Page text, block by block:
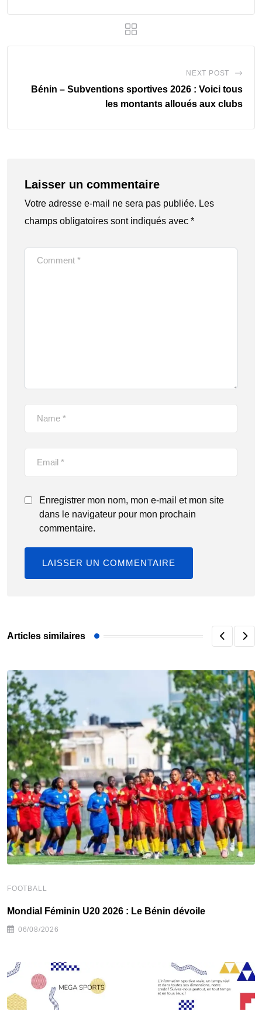
NEXT POST
Bénin – Subventions sportives 2026 : Voici tous
les montants alloués aux clubs
Laisser un commentaire
Votre adresse e-mail ne sera pas publiée. Les
champs obligatoires sont indiqués avec *
Enregistrer mon nom, mon e-mail et mon site
dans le navigateur pour mon prochain
commentaire.
Articles similaires
FOOTBALL
Mondial Féminin U20 2026 : Le Bénin dévoile
06/08/2026